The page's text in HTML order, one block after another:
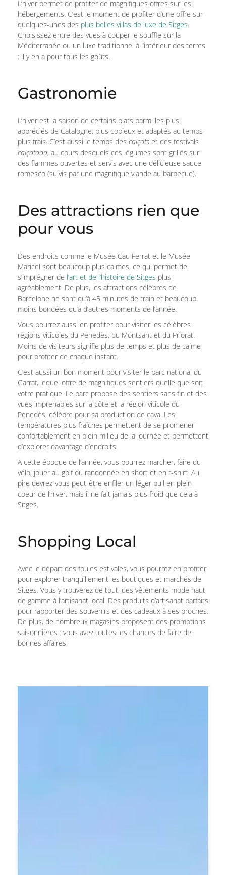
L’hiver permet de profiter de magnifiques offres sur les
hébergements. C’est le moment de profiter d’une offre sur
quelques-unes des plus belles villas de luxe de Sitges.
Choisissez entre des vues à couper le souffle sur la
Méditerranée ou un luxe traditionnel à l’intérieur des terres
: il y en a pour tous les goûts.
Gastronomie
L’hiver est la saison de certains plats parmi les plus
appréciés de Catalogne, plus copieux et adaptés au temps
plus frais. C’est aussi le temps des calçots et des festivals
calçotada, au cours desquels ces légumes sont grillés sur
des flammes ouvertes et servis avec une délicieuse sauce
romesco (suivis par une magnifique viande au barbecue).
Des attractions rien que
pour vous
Des endroits comme le Musée Cau Ferrat et le Musée
Maricel sont beaucoup plus calmes, ce qui permet de
s’imprégner de l’art et de l’histoire de Sitges plus
agréablement. De plus, les attractions célèbres de
Barcelone ne sont qu’à 45 minutes de train et beaucoup
moins bondées qu’à d’autres moments de l’année.
Vous pourrez aussi en profiter pour visiter les célèbres
régions viticoles du Penedès, du Montsant et du Priorat.
Moins de visiteurs signifie plus de temps et plus de calme
pour profiter de chaque instant.
C’est aussi un bon moment pour visiter le parc national du
Garraf, lequel offre de magnifiques sentiers quelle que soit
votre pratique. Le parc propose des sentiers sans fin et des
vues imprenables sur la côte et la région viticole du
Penedès, célèbre pour sa production de cava. Les
températures plus fraîches permettent de se promener
confortablement en plein milieu de la journée et permettent
d’explorer davantage d’endroits.
A cette époque de l’année, vous pourrez marcher, faire du
vélo, jouer au golf ou randonnée en short et en t-shirt. Au
pire devrez-vous peut-être enfiler un léger pull en plein
coeur de l’hiver, mais il ne fait jamais plus froid que cela à
Sitges.
Shopping Local
Avec le départ des foules estivales, vous pourrez en profiter
pour explorer tranquillement les boutiques et marchés de
Sitges. Vous y trouverez de tout, des vêtements mode haut
de gamme à l’artisanat local. Des produits d’artisanat parfaits
pour rapporter des souvenirs et des cadeaux à ses proches.
De plus, de nombreux magasins proposent des promotions
saisonnières : vous avez toutes les chances de faire de
bonnes affaires.